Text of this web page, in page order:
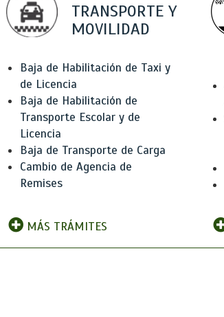
TRANSPORTE Y
MOVILIDAD
Baja de Habilitación de Taxi y
de Licencia
Baja de Habilitación de
Transporte Escolar y de
Licencia
Baja de Transporte de Carga
Cambio de Agencia de
Remises
MÁS TRÁMITES